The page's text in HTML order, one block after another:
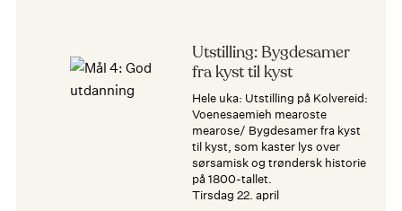
Utstilling: Bygdesamer
fra kyst til kyst
Hele uka: Utstilling på Kolvereid:
Voenesaemieh mearoste
mearose/ Bygdesamer fra kyst
til kyst, som kaster lys over
sørsamisk og trøndersk historie
på 1800-tallet.
tirsdag 22. april